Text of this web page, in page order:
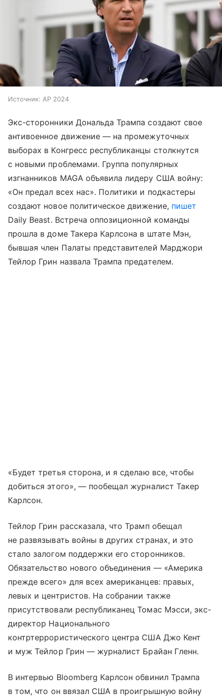
Источник: AP 2024
Экс-сторонники Дональда Трампа создают свое
антивоенное движение — на промежуточных
выборах в Конгресс республиканцы столкнутся
с новыми проблемами. Группа популярных
изгнанников MAGA объявила лидеру США войну:
«Он предал всех нас». Политики и подкастеры
создают новое политическое движение, пишет
Daily Beast. Встреча оппозиционной команды
прошла в доме Такера Карлсона в штате Мэн,
бывшая член Палаты представителей Марджори
Тейлор Грин назвала Трампа предателем.
«Будет третья сторона, и я сделаю все, чтобы
добиться этого», — пообещал журналист Такер
Карлсон.
Тейлор Грин рассказала, что Трамп обещал
не развязывать войны в других странах, и это
стало залогом поддержки его сторонников.
Обязательство нового объединения — «Америка
прежде всего» для всех американцев: правых,
левых и центристов. На собрании также
присутствовали республиканец Томас Мэсси, экс-
директор Национального
контртеррористического центра США Джо Кент
и муж Тейлор Грин — журналист Брайан Гленн.
В интервью Bloomberg Карлсон обвинил Трампа
в том, что он ввязал США в проигрышную войну